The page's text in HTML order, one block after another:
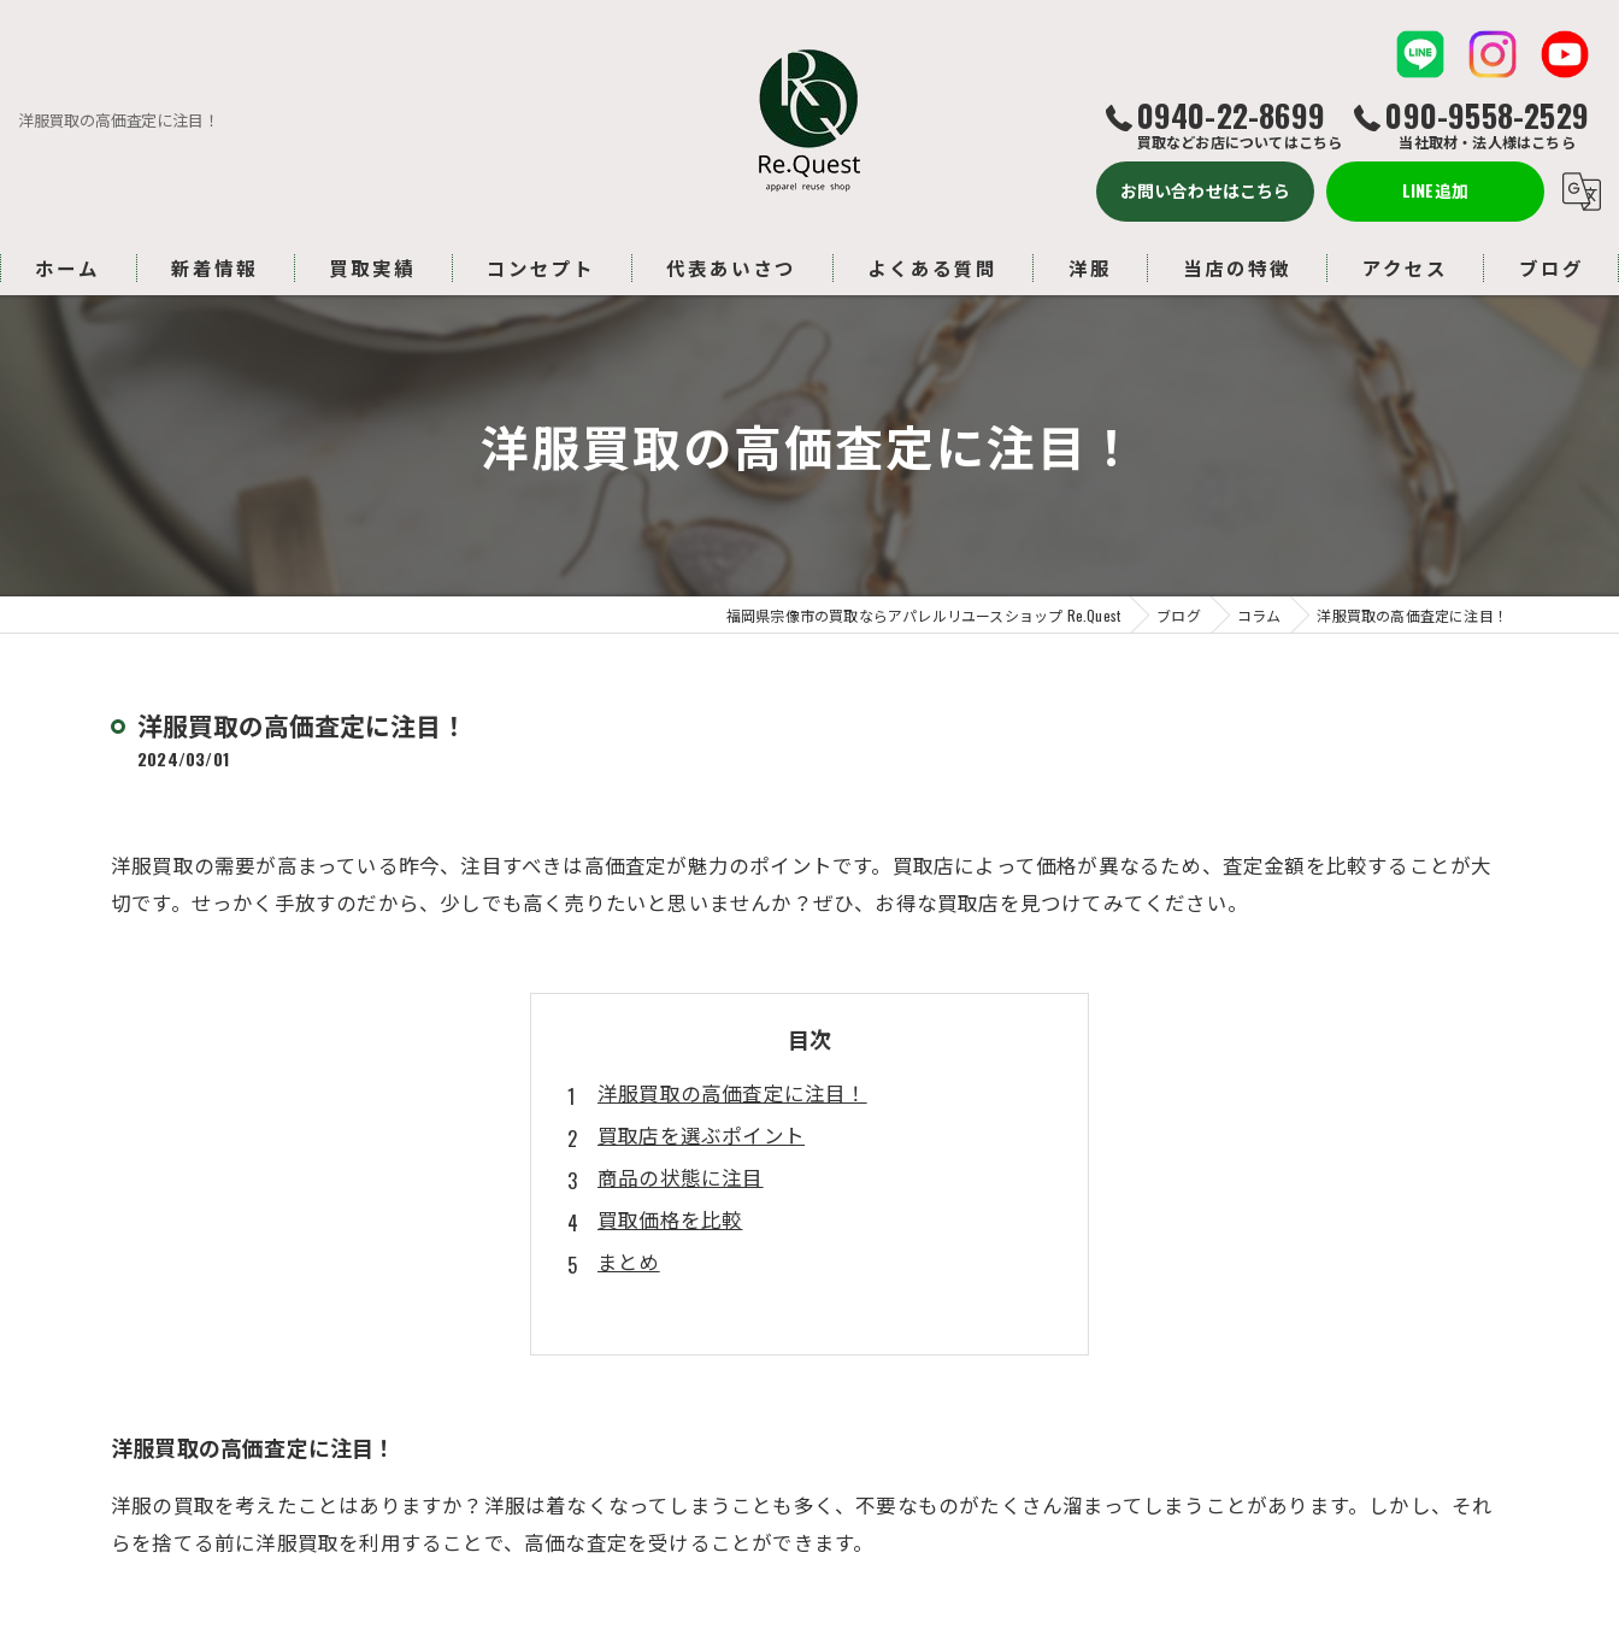
洋服買取の高価査定に注目！ 0940-22-8699
買取などお店についてはこちら
090-9558-2529
当社取材・法人様はこちら
お問い合わせはこちら LINE追加
ホーム 新着情報 買取実績 コンセプト 代表あいさつ よくある質問 洋服 当店の特徴 アクセス ブログ
洋服買取の高価査定に注目！
福岡県宗像市の買取ならアパレルリユースショップ Re.Quest ブログ コラム 洋服買取の高価査定に注目！
洋服買取の高価査定に注目！
2024/03/01
洋服買取の需要が高まっている昨今、注目すべきは高価査定が魅力のポイントです。買取店によって価格が異なるため、査定金額を比較することが大
切です。せっかく手放すのだから、少しでも高く売りたいと思いませんか？ぜひ、お得な買取店を見つけてみてください。
目次
洋服買取の高価査定に注目！
買取店を選ぶポイント
商品の状態に注目
買取価格を比較
まとめ
洋服買取の高価査定に注目！
洋服の買取を考えたことはありますか？洋服は着なくなってしまうことも多く、不要なものがたくさん溜まってしまうことがあります。しかし、それ
らを捨てる前に洋服買取を利用することで、高価な査定を受けることができます。